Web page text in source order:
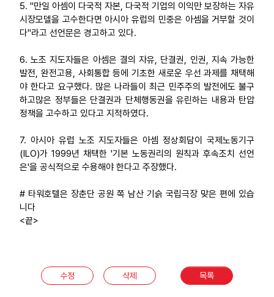
5. "만일 아셈이 다국적 자본, 다국적 기업의 이익만 보장하는 자유
시장모델을 고수한다면 아시아 유럽의 민중은 아셈을 거부할 것이
다"라고 선언문은 경고하고 있다.
6. 노조 지도자들은 아셈은 결의 자유, 단결권, 인권, 지속 가능한
발전, 완전고용, 사회통합 등에 기초한 새로운 우선 과제를 채택해
야 한다고 요구했다. 많은 나라들이 최근 민주주의 발전에도 불구
하고많은 정부들은 단결권과 단체행동권을 유린하는 내용과 탄압
정책을 고수하고 있다고 지적하였다.
7. 아시아 유럽 노조 지도자들은 아셈 정상회담이 국제노동기구
(ILO)가 1999년 채택한 '기본 노동권리의 원칙과 후속조치 선언
은'을 공식적으로 수용해야 한다고 주장했다.
# 타워호텔은 장춘단 공원 쪽 남산 기슭 국립극장 맞은 편에 있습
니다
<끝>
수정 삭제 목록